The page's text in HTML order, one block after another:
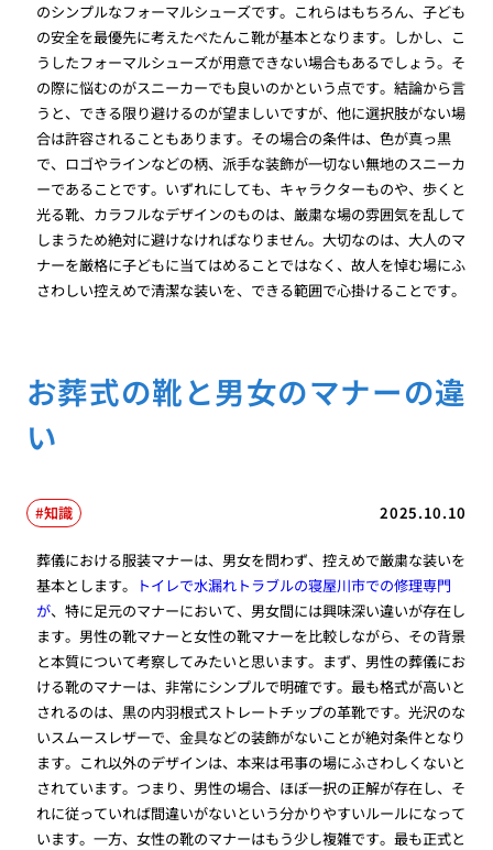
のシンプルなフォーマルシューズです。これらはもちろん、子ども
の安全を最優先に考えたぺたんこ靴が基本となります。しかし、こ
うしたフォーマルシューズが用意できない場合もあるでしょう。そ
の際に悩むのがスニーカーでも良いのかという点です。結論から言
うと、できる限り避けるのが望ましいですが、他に選択肢がない場
合は許容されることもあります。その場合の条件は、色が真っ黒
で、ロゴやラインなどの柄、派手な装飾が一切ない無地のスニーカ
ーであることです。いずれにしても、キャラクターものや、歩くと
光る靴、カラフルなデザインのものは、厳粛な場の雰囲気を乱して
しまうため絶対に避けなければなりません。大切なのは、大人のマ
ナーを厳格に子どもに当てはめることではなく、故人を悼む場にふ
さわしい控えめで清潔な装いを、できる範囲で心掛けることです。
お葬式の靴と男女のマナーの違
い
2025.10.10
知識
葬儀における服装マナーは、男女を問わず、控えめで厳粛な装いを
基本とします。
トイレで水漏れトラブルの寝屋川市での修理専門
が、特に足元のマナーにおいて、男女間には興味深い違いが存在し
ます。男性の靴マナーと女性の靴マナーを比較しながら、その背景
と本質について考察してみたいと思います。まず、男性の葬儀にお
ける靴のマナーは、非常にシンプルで明確です。最も格式が高いと
されるのは、黒の内羽根式ストレートチップの革靴です。光沢のな
いスムースレザーで、金具などの装飾がないことが絶対条件となり
ます。これ以外のデザインは、本来は弔事の場にふさわしくないと
されています。つまり、男性の場合、ほぼ一択の正解が存在し、そ
れに従っていれば間違いがないという分かりやすいルールになって
います。一方、女性の靴のマナーはもう少し複雑です。最も正式と